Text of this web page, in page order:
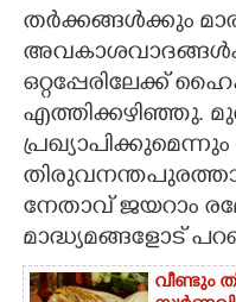
തര്‍ക്കങ്ങള്‍ക്കും
ഒറ്റപ്പേരിലേക്ക്
എത്തിക്കഴിഞ്ഞു.
നേതാവ് ജയറാം
മാദ്ധ്യമങ്ങളോട്
വീണ്ടും